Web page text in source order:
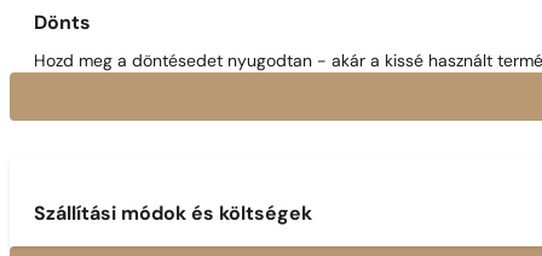
Dönts
Hozd meg a döntésedet nyugodtan - akár a kissé használt
Szállítási módok és költségek